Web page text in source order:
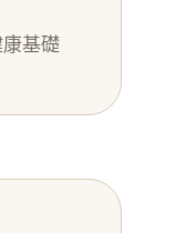
基礎